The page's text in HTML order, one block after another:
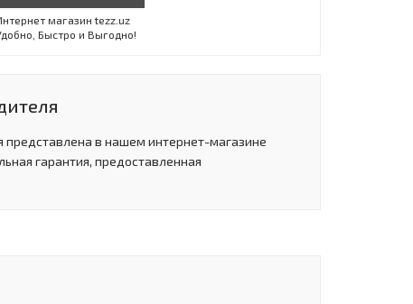
магазин tezz.uz
Быстро и Выгодно!
представлена в нашем интернет-магазине
гарантия, предоставленная